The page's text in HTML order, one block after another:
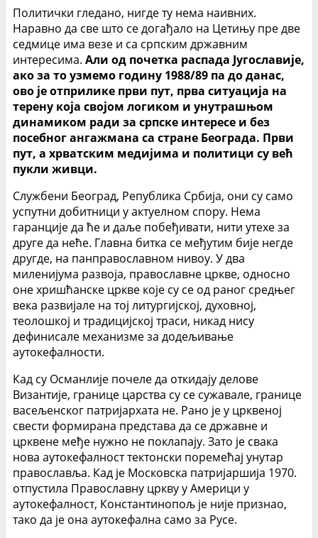
Политички гледано, нигде ту нема наивних.
Наравно да све што се догађало на Цетињу пре две
седмице има везе и са српским државним
интересима. Али од почетка распада Југославије,
ако за то узмемо годину 1988/89 па до данас,
ово је отприлике први пут, прва ситуација на
терену која својом логиком и унутрашњом
динамиком ради за српске интересе и без
посебног ангажмана са стране Београда. Први
пут, а хрватским медијима и политици су већ
пукли живци.
Службени Београд, Република Србија, они су само
успутни добитници у актуелном спору. Нема
гаранције да ће и даље побеђивати, нити утехе за
друге да неће. Главна битка се међутим бије негде
другде, на панправославном нивоу. У два
миленијума развоја, православне цркве, односно
оне хришћанске цркве које су се од раног средњег
века развијале на тој литургијској, духовној,
теолошкој и традицијској траси, никад нису
дефинисале механизме за додељивање
аутокефалности.
Кад су Османлије почеле да откидају делове
Византије, границе царства су се сужавале, границе
васељенског патријархата не. Рано је у црквеној
свести формирана представа да се државне и
црквене међе нужно не поклапају. Зато је свака
нова аутокефалност тектонски поремећај унутар
православља. Кад је Московска патријаршија 1970.
отпустила Православну цркву у Америци у
аутокефалност, Константинопољ је није признао,
тако да је она аутокефална само за Русе.